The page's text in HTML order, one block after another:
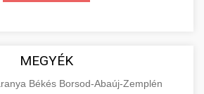
MEGYÉK
Békés Borsod-Abaúj-Zemplén